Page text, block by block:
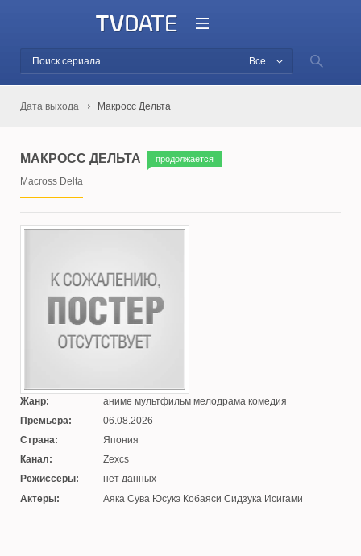
Все
Дата выхода Макросс Дельта
МАКРОСС ДЕЛЬТА продолжается
Macross Delta
Жанр:
аниме мультфильм мелодрама комедия
Премьера:
06.08.2026
Страна:
Япония
Канал:
Zexcs
Режиссеры:
нет данных
Актеры:
Аяка Сува Юсукэ Кобаяси Сидзука Исигами